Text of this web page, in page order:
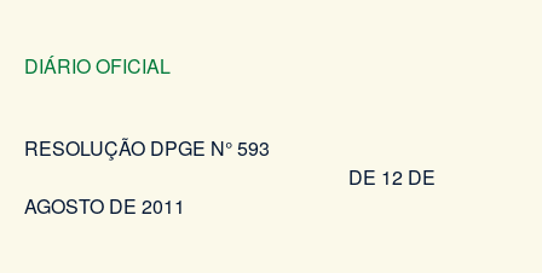
DIÁRIO OFICIAL
RESOLUÇÃO DPGE N° 593
DE 12 DE
AGOSTO DE 2011